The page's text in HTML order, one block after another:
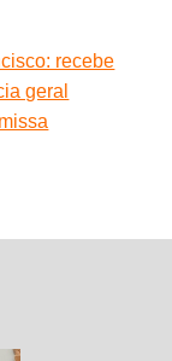
recebe
geral